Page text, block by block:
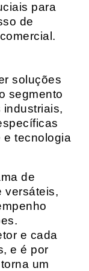
para
de
soluções
segmento
e tecnologia
de
versáteis,
e cada
e é por
um